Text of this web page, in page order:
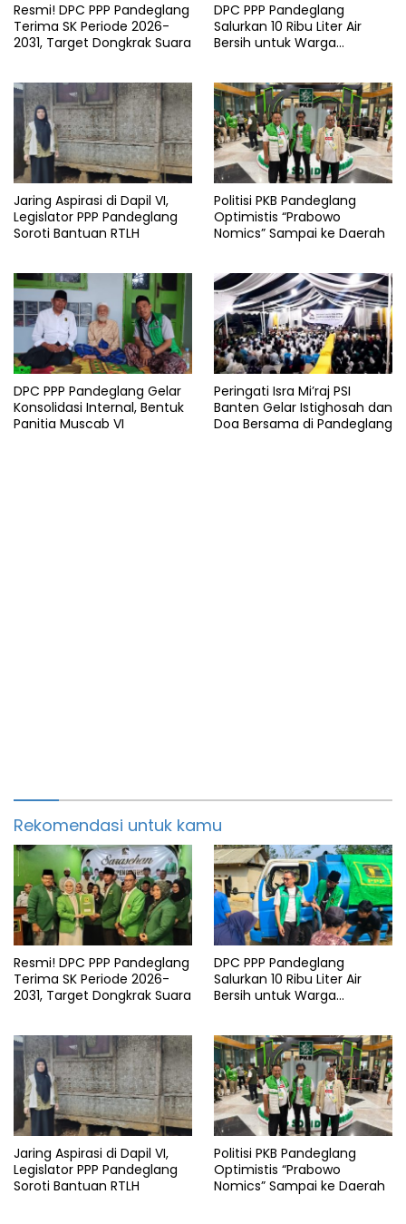
Resmi! DPC PPP Pandeglang
Terima SK Periode 2026-
2031, Target Dongkrak Suara
DPC PPP Pandeglang
Salurkan 10 Ribu Liter Air
Bersih untuk Warga
Jaring Aspirasi di Dapil VI,
Legislator PPP Pandeglang
Soroti Bantuan RTLH
Politisi PKB Pandeglang
Optimistis “Prabowo
Nomics” Sampai ke Daerah
DPC PPP Pandeglang Gelar
Konsolidasi Internal, Bentuk
Panitia Muscab VI
Peringati Isra Mi’raj PSI
Banten Gelar Istighosah dan
Doa Bersama di Pandeglang
Rekomendasi untuk kamu
Resmi! DPC PPP Pandeglang
Terima SK Periode 2026-
2031, Target Dongkrak Suara
DPC PPP Pandeglang
Salurkan 10 Ribu Liter Air
Bersih untuk Warga
Jaring Aspirasi di Dapil VI,
Legislator PPP Pandeglang
Soroti Bantuan RTLH
Politisi PKB Pandeglang
Optimistis “Prabowo
Nomics” Sampai ke Daerah